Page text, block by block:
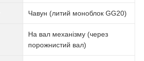
Чавун (литий моноблок GG20)
На вал механізму (через
порожнистий вал)